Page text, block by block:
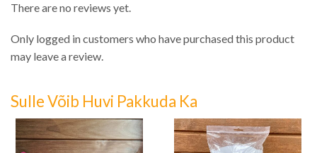
There are no reviews yet.
Only logged in customers who have purchased this product
may leave a review.
Sulle Võib Huvi Pakkuda Ka